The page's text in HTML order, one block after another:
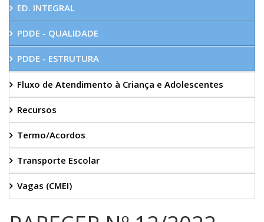
ED. INTEGRAL
PDDE - QUALIDADE
PDDE - ESTRUTURA
Fluxo de Atendimento à Criança e Adolescentes
Recursos
Termo/Acordos
Transporte Escolar
Vagas (CMEI)